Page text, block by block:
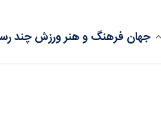
جهان فرهنگ و هنرورزشچند